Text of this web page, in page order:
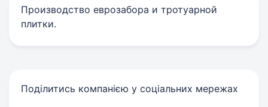
Производство еврозабора и тротуарной
плитки.
Поділитись компанією у соціальних мережах